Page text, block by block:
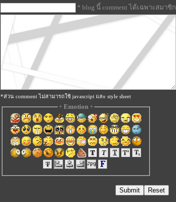
* blog นี้ comment ได้เฉพาะสมาชิก
*ส่วน comment ไม่สามารถใช้ javascript และ style sheet
+ Emotion+